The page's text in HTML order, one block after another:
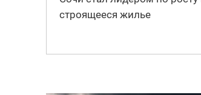
строящееся жилье